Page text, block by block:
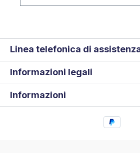
Linea telefonica di
Informazioni legali
Informazioni